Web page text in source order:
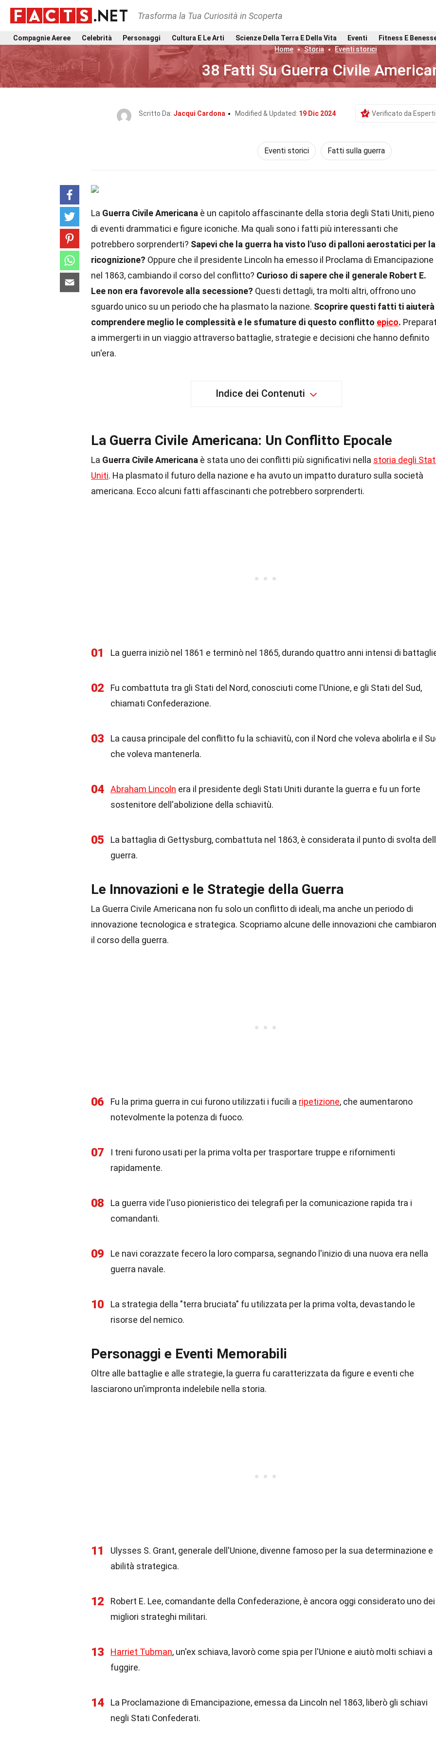
Trasforma la Tua Curiosità in Scoperta
Compagnie Aeree Celebrità Personaggi Cultura E Le Arti Scienze Della Terra E Della Vita Eventi
Fitness E
Home
Storia Eventi storici
38 Fatti Su Guerra Civile
Scritto Da: Jacqui Cardona Modified & Updated: 19 Dic 2024 Verificato da Esperti
Eventi storici Fatti sulla guerra
La Guerra Civile Americana è un capitolo affascinante della storia degli Stati Uniti, pieno
di eventi drammatici e figure iconiche. Ma quali sono i fatti più interessanti che
potrebbero sorprenderti? Sapevi che la guerra ha visto l'uso di palloni aerostatici per la
ricognizione? Oppure che il presidente Lincoln ha emesso il Proclama di Emancipazione
nel 1863, cambiando il corso del conflitto? Curioso di sapere che il generale Robert E.
Lee non era favorevole alla secessione? Questi dettagli, tra molti altri, offrono uno
sguardo unico su un periodo che ha plasmato la nazione. Scoprire questi fatti ti aiuterà
comprendere meglio le complessità e le sfumature di questo conflitto epico.
a immergerti in un viaggio attraverso battaglie, strategie e decisioni che hanno definito
un'era.
Indice dei Contenuti
La Guerra Civile Americana: Un Conflitto Epocale
La Guerra Civile Americana è stata uno dei conflitti più significativi nella storia degli
Uniti. Ha plasmato il futuro della nazione e ha avuto un impatto duraturo sulla società
americana. Ecco alcuni fatti affascinanti che potrebbero sorprenderti.
01 La guerra iniziò nel 1861 e terminò nel 1865, durando quattro anni intensi di
02
Fu combattuta tra gli Stati del Nord, conosciuti come l'Unione, e gli Stati del Sud,
chiamati Confederazione.
03
La causa principale del conflitto fu la schiavitù, con il Nord che voleva abolirla e il
che voleva mantenerla.
04 Abraham Lincoln era il presidente degli Stati Uniti durante la guerra e fu un forte
sostenitore dell'abolizione della schiavitù.
05
La battaglia di Gettysburg, combattuta nel 1863, è considerata il punto di svolta
guerra.
Le Innovazioni e le Strategie della Guerra
La Guerra Civile Americana non fu solo un conflitto di ideali, ma anche un periodo di
innovazione tecnologica e strategica. Scopriamo alcune delle innovazioni che
il corso della guerra.
06 Fu la prima guerra in cui furono utilizzati i fucili a ripetizione, che aumentarono
notevolmente la potenza di fuoco.
07
I treni furono usati per la prima volta per trasportare truppe e rifornimenti
rapidamente.
08
La guerra vide l'uso pionieristico dei telegrafi per la comunicazione rapida tra i
comandanti.
09
Le navi corazzate fecero la loro comparsa, segnando l'inizio di una nuova era nella
guerra navale.
10
La strategia della "terra bruciata" fu utilizzata per la prima volta, devastando le
risorse del nemico.
Personaggi e Eventi Memorabili
Oltre alle battaglie e alle strategie, la guerra fu caratterizzata da figure e eventi che
lasciarono un'impronta indelebile nella storia.
11
Ulysses S. Grant, generale dell'Unione, divenne famoso per la sua determinazione e
abilità strategica.
12
Robert E. Lee, comandante della Confederazione, è ancora oggi considerato uno dei
migliori strateghi militari.
13 Harriet Tubman, un'ex schiava, lavorò come spia per l'Unione e aiutò molti schiavi a
fuggire.
14
La Proclamazione di Emancipazione, emessa da Lincoln nel 1863, liberò gli schiavi
negli Stati Confederati.